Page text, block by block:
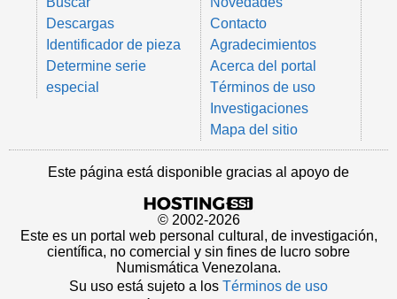
Descargas
Identificador de pieza
Determine serie
especial
Contacto
Agradecimientos
Acerca del portal
Términos de uso
Investigaciones
Mapa del sitio
Este página está disponible gracias al apoyo de
© 2002-2026
Este es un portal web personal cultural, de investigación,
científica, no comercial y sin fines de lucro sobre
Numismática Venezolana.
Su uso está sujeto a los Términos de uso